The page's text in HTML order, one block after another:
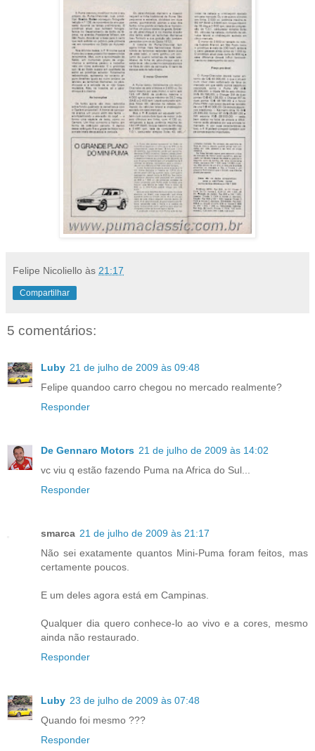
Felipe Nicoliello às 21:17
Compartilhar
5 comentários:
Luby 21 de julho de 2009 às 09:48
Felipe quandoo carro chegou no mercado realmente?
Responder
De Gennaro Motors 21 de julho de 2009 às 14:02
vc viu q estão fazendo Puma na Africa do Sul...
Responder
smarca 21 de julho de 2009 às 21:17
Não sei exatamente quantos Mini-Puma foram feitos, mas
certamente poucos.
E um deles agora está em Campinas.
Qualquer dia quero conhece-lo ao vivo e a cores, mesmo
ainda não restaurado.
Responder
Luby 23 de julho de 2009 às 07:48
Quando foi mesmo ???
Responder